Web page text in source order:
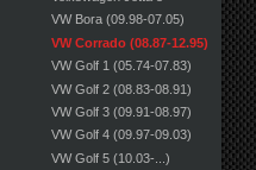
VW Bora (09.98-07.05)
VW Corrado (08.87-12.95)
VW Golf 1 (05.74-07.83)
VW Golf 2 (08.83-08.91)
VW Golf 3 (09.91-08.97)
VW Golf 4 (09.97-09.03)
VW Golf 5 (10.03-...)